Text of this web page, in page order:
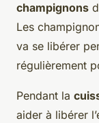
champignons
Les
va se libérer
régulièrement
Pendant la
aider à libérer